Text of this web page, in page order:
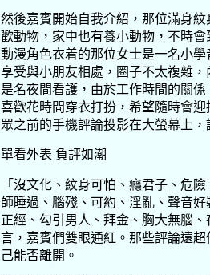
然後嘉賓開始自我介紹，那位滿身
歡動物，家中也有養小動物，不時
動漫角色衣着的那位女士是一名小
享受與小朋友相處，圈子不太複雜
是名夜間看護，由於工作時間的關
喜歡花時間穿衣打扮，希望隨時會
眾之前的手機評論投影在大螢幕上
單看外表 負評如潮
「沒文化、紋身可怕、癮君子、
師睡過、腦殘、可約、淫亂、聲音
正經、勾引男人、拜金、胸大無腦
言，嘉賓們雙眼通紅。那些評論遠
己能否離開。